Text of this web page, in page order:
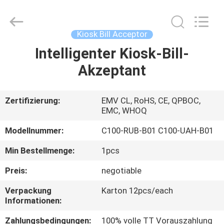
HAUS
UNS
FABRIK-
AUSFLUG
QUALITÄTSKONTROLLE
Online
Market.
Kiosk Bill Acceptor
Intelligenter Kiosk-Bill-
Akzeptant
Zertifizierung:
EMV CL, RoHS, CE, QPBOC,
EMC, WHOQ
Modellnummer:
C100-RUB-B01 C100-UAH-B01
Min Bestellmenge:
1pcs
Preis:
negotiable
Verpackung
Informationen:
Karton 12pcs/each
Zahlungsbedingungen:
100% volle TT Vorauszahlung